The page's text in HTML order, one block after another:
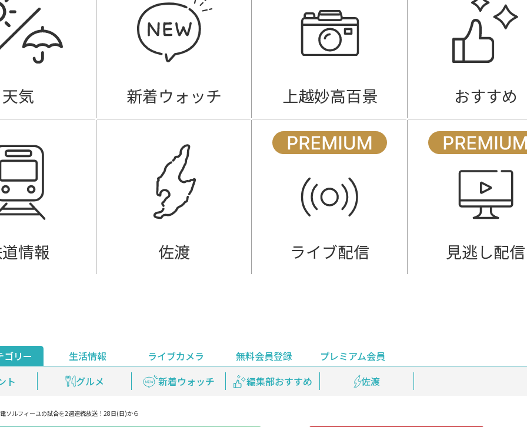
天気 新着ウォッチ 上越妙高百景 おすすめ
情報 佐渡 ライブ配信 見逃し配信
ゴリー
ト
グルメ 新着ウォッチ 編集部おすすめ 佐渡
生活情報
安全安心情報
天気 上越妙高百景 鉄道情報
ライブカメラ 無料会員登録
プレミアム会員
イブ配信
見逃し配信 プレミアム会員登録
ソルフィーユの試合を2週連続放送！28日(日)から